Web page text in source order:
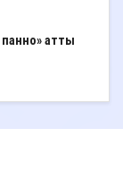
атты